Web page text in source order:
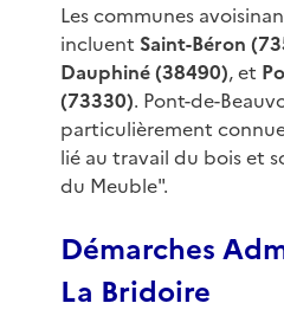
Les communes
incluent Saint-Béron
Dauphiné (38490), et
(73330). Pont-de-
particulièrement
lié au travail du bois et
du Meuble".
Démarches
La Bridoire